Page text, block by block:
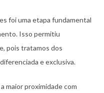
foi uma etapa fundamental
Isso permitiu
pois tratamos dos
e exclusiva.
maior proximidade com